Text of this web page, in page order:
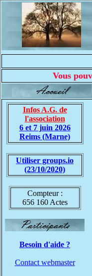
Vous
Infos A.G. de
l'association
6 et 7 juin 2026
Reims (Marne)
Utiliser groups.io
(23/10/2020)
Compteur :
656 160 Actes
Besoin d'aide ?
Contact webmaster